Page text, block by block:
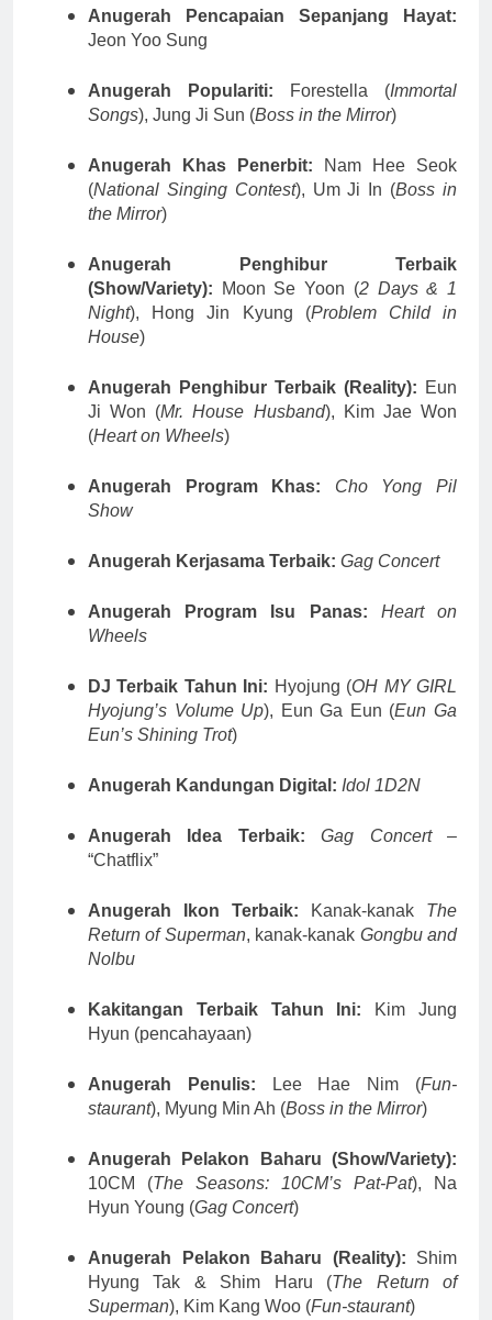
Anugerah Pencapaian Sepanjang Hayat:
Jeon Yoo Sung
Anugerah Populariti: Forestella (Immortal
Songs), Jung Ji Sun (Boss in the Mirror)
Anugerah Khas Penerbit: Nam Hee Seok
(National Singing Contest), Um Ji In (Boss in
the Mirror)
Anugerah Penghibur Terbaik
(Show/Variety): Moon Se Yoon (2 Days & 1
Night), Hong Jin Kyung (Problem Child in
House)
Anugerah Penghibur Terbaik (Reality): Eun
Ji Won (Mr. House Husband), Kim Jae Won
(Heart on Wheels)
Anugerah Program Khas:
Cho Yong Pil
Show
Anugerah Kerjasama Terbaik: Gag Concert
Anugerah Program Isu Panas:
Heart on
Wheels
DJ Terbaik Tahun Ini: Hyojung (OH MY GIRL
Hyojung’s Volume Up), Eun Ga Eun (Eun Ga
Eun’s Shining Trot)
Anugerah Kandungan Digital: Idol 1D2N
Anugerah Idea Terbaik: Gag Concert–
“Chatflix”
Anugerah Ikon Terbaik: Kanak-kanak The
Return of Superman, kanak-kanak Gongbu and
Nolbu
Kakitangan Terbaik Tahun Ini: Kim Jung
Hyun (pencahayaan)
Anugerah Penulis: Lee Hae Nim (Fun-
staurant), Myung Min Ah (Boss in the Mirror)
Anugerah Pelakon Baharu (Show/Variety):
10CM (The Seasons: 10CM’s Pat-Pat), Na
Hyun Young (Gag Concert)
Anugerah Pelakon Baharu (Reality): Shim
Hyung Tak & Shim Haru (The Return of
Superman), Kim Kang Woo (Fun-staurant)